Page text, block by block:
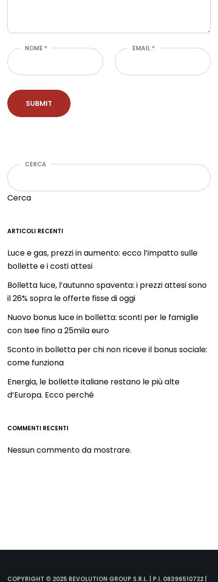
NOME * EMAIL *
CERCA
Cerca
ARTICOLI RECENTI
Luce e gas, prezzi in aumento: ecco l’impatto sulle
bollette e i costi attesi
Bolletta luce, l’autunno spaventa: i prezzi attesi sono
il 26% sopra le offerte fisse di oggi
Nuovo bonus luce in bolletta: sconti per le famiglie
con Isee fino a 25mila euro
Sconto in bolletta per chi non riceve il bonus sociale:
come funziona
Energia, le bollette italiane restano le più alte
d’Europa. Ecco perché
COMMENTI RECENTI
Nessun commento da mostrare.
COPYRIGHT © 2025 REVOLUTION GROUP S.R.L. | P.I. 08396510722 |